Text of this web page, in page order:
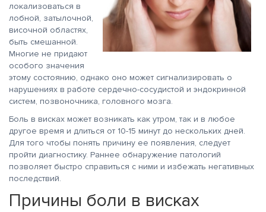
локализоваться в
лобной, затылочной,
височной областях,
быть смешанной.
Многие не придают
особого значения
этому состоянию, однако оно может сигнализировать о
нарушениях в работе сердечно-сосудистой и эндокринной
систем, позвоночника, головного мозга.
Боль в висках может возникать как утром, так и в любое
другое время и длиться от 10-15 минут до нескольких дней.
Для того чтобы понять причину ее появления, следует
пройти диагностику. Раннее обнаружение патологий
позволяет быстро справиться с ними и избежать негативных
последствий.
Причины боли в висках